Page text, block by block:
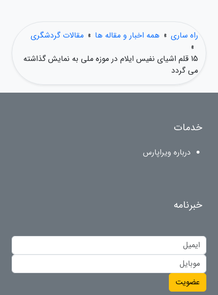
راه ساری » همه اخبار و مقاله ها » مقالات گردشگری
»
15 قلم اشیای نفیس ایلام در موزه ملی به نمایش گذاشته
می گردد
خدمات
درباره ویراپارس
خبرنامه
عضویت